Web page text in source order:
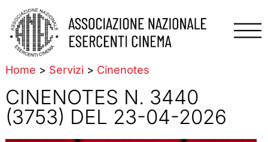
Home > Servizi> Cinenotes
CINENOTES N. 3440
(3753) DEL 23-04-2026